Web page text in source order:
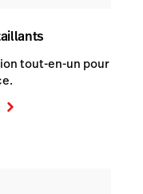
tout-en-un pour